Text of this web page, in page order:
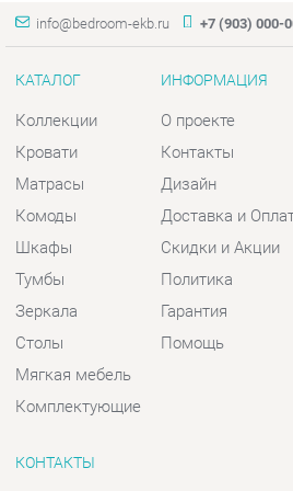
Матрасы
Комоды
Шкафы
Тумбы
Дизайн
Доставка и Оплата
Скидки и Акции
Политика
КОНТАКТЫ
Шоурум и склад самовывоза
Адрес: г. Екатеринбург, пер.
Базовый, 47
Телефон: +7 (903) 000-00-00